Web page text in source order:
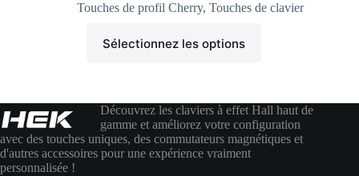
Touches de profil Cherry, Touches de clavier
Sélectionnez les options
Découvrez les claviers à effet Hall haut de
gamme et améliorez votre configuration
avec des touches uniques, des commutateurs magnétiques et
d'autres accessoires pour une expérience vraiment
personnalisée !